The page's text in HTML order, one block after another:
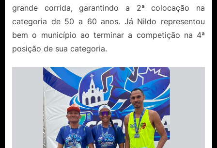
grande corrida, garantindo a 2ª colocação na
categoria de 50 a 60 anos. Já Nildo representou
bem o município ao terminar a competição na 4ª
posição de sua categoria.